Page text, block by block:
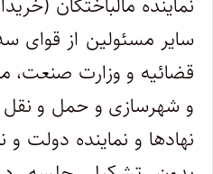
سایر مسئولین از قوای
قضائیه و وزارت
و شهرسازی و حمل و نقل
نهادها و نماینده دولت